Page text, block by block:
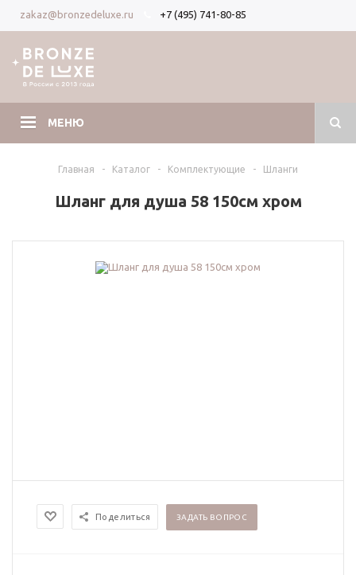
zakaz@bronzedeluxe.ru +7 (495) 741-80-85
МЕНЮ
Главная - Каталог - Комплектующие - Шланги
Шланг для душа 58 150см хром
Поделиться ЗАДАТЬ ВОПРОС